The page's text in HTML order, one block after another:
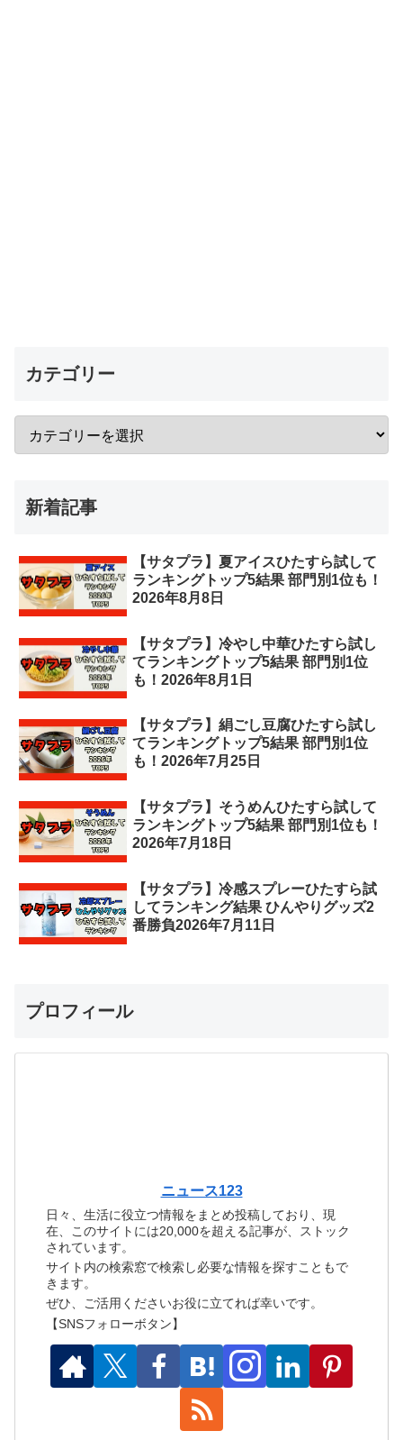
カテゴリー
新着記事
【サタプラ】夏アイスひたすら試して
ランキングトップ5結果 部門別1位も！
2026年8月8日
【サタプラ】冷やし中華ひたすら試し
てランキングトップ5結果 部門別1位
も！2026年8月1日
【サタプラ】絹ごし豆腐ひたすら試し
てランキングトップ5結果 部門別1位
も！2026年7月25日
【サタプラ】そうめんひたすら試して
ランキングトップ5結果 部門別1位も！
2026年7月18日
【サタプラ】冷感スプレーひたすら試
してランキング結果 ひんやりグッズ2
番勝負2026年7月11日
プロフィール
ニュース123
日々、生活に役立つ情報をまとめ投稿しており、現
在、このサイトには20,000を超える記事が、ストック
されています。
サイト内の検索窓で検索し必要な情報を探すこともで
きます。
ぜひ、ご活用くださいお役に立てれば幸いです。
【SNSフォローボタン】